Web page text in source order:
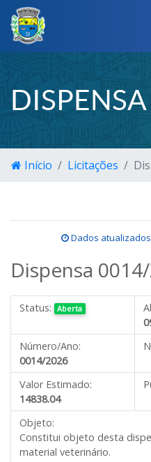
Início Licitações
Dados
Dispensa
Status: Aberta
Número/Ano:
0014/2026
Valor Estimado:
14838.04
Objeto:
Constitui objeto desta
material veterinário.